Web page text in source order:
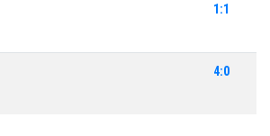
1:1
4:0